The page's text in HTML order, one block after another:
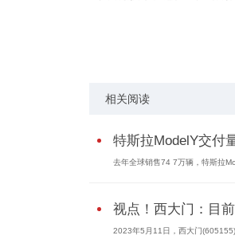
相关阅读
特斯拉ModelY交付
去年全球销售74 7万辆，特斯拉
视点！西大门：目
2023年5月11日，西大门